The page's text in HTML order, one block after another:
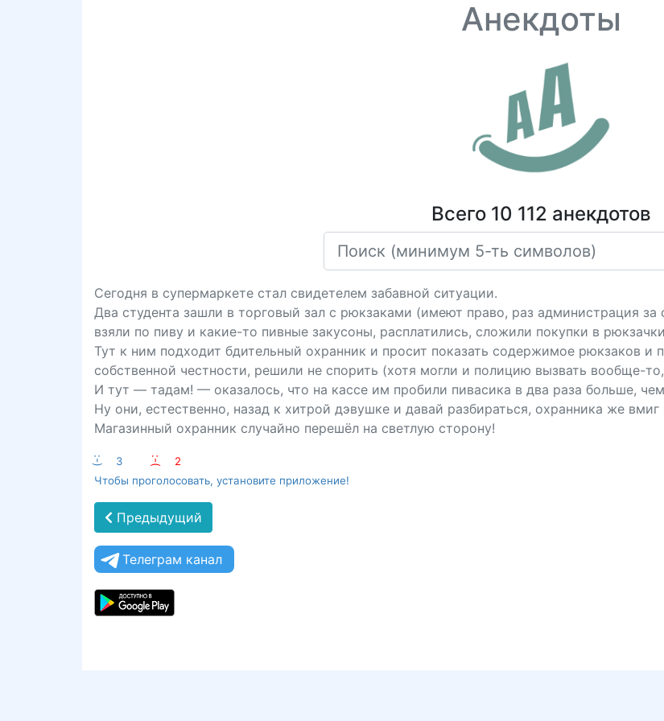
Анекдоты
Всего 10 112 анекдотов
Сегодня в супермаркете стал свидетелем забавной ситуации.
Два студента зашли в торговый зал с рюкзаками (имеют право, раз администрация за
взяли по пиву и какие-то пивные закусоны, расплатились, сложили покупки в
Тут к ним подходит бдительный охранник и просит показать содержимое рюкзаков и
собственной честности, решили не спорить (хотя могли и полицию вызвать вообще-
И тут — тадам! — оказалось, что на кассе им пробили пивасика в два раза больше,
Ну они, естественно, назад к хитрой дэвушке и давай разбираться, охранника же
Магазинный охранник случайно перешёл на светлую сторону!
:-) 3 :-(
2
Чтобы проголосовать, установите приложение!
Предыдущий
Телеграм канал